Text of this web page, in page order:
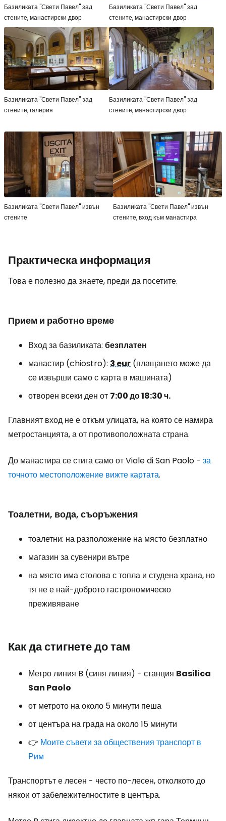
Базиликата "Свети Павел" зад
стените, манастирски двор
Базиликата "Свети Павел" зад
стените, манастирски двор
Базиликата "Свети Павел" зад
стените, галерия
Базиликата "Свети Павел" зад
стените, манастирски двор
Базиликата "Свети Павел" извън
стените
Базиликата "Свети Павел" извън
стените, вход към манастира
Практическа информация
Това е полезно да знаете, преди да посетите.
Прием и работно време
Вход за базиликата: безплатен
манастир (chiostro): 3 eur (плащането може да
се извърши само с карта в машината)
отворен всеки ден от 7:00 до 18:30 ч.
Главният вход не е откъм улицата, на която се намира
метростанцията, а от противоположната страна.
До манастира се стига само от Viale di San Paolo - за
точното местоположение вижте картата.
Тоалетни, вода, съоръжения
тоалетни: на разположение на място безплатно
магазин за сувенири вътре
на място има столова с топла и студена храна, но
тя не е най-доброто гастрономическо
преживяване
Как да стигнете до там
Метро линия B (синя линия) - станция Basilica
San Paolo
от метрото на около 5 минути пеша
от центъра на града на около 15 минути
👉 Моите съвети за обществения транспорт в
Рим
Транспортът е лесен - често по-лесен, отколкото до
някои от забележителностите в центъра.